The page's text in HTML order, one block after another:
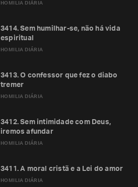
HOMILIA DIÁRIA
HOMILIA DIÁRIA
3414. Sem humilhar-se, não há vida
espiritual
HOMILIA DIÁRIA
3413. O confessor que fez o diabo
tremer
HOMILIA DIÁRIA
3412. Sem intimidade com Deus,
iremos afundar
HOMILIA DIÁRIA
3411. A moral cristã e a Lei do amor